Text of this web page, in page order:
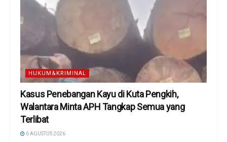
HUKUM&KRIMINAL
Kasus Penebangan Kayu di Kuta Pengkih,
Walantara Minta APH Tangkap Semua yang
Terlibat
6 AGUSTUS 2026